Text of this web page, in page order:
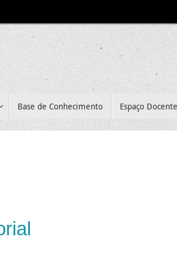
Base de Conhecimento Espaço